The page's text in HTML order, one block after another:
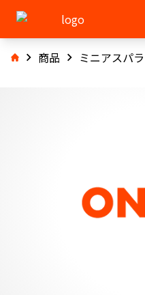
商品 ミニアスパ